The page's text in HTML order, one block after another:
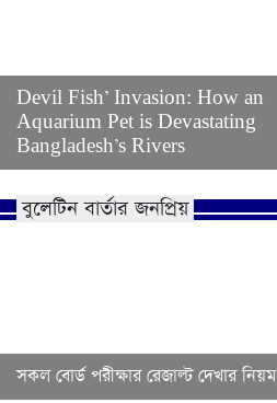
Devil Fish’ Invasion: How an
Aquarium Pet is Devastating
Bangladesh’s Rivers
বুলেটিন বার্তার জনপ্রিয়
সকল বোর্ড পরীক্ষার রেজাল্ট দেখার নিয়ম